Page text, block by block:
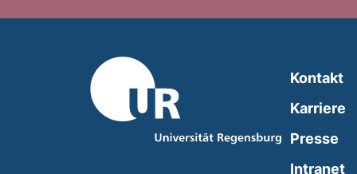
Kontakt
Karriere
Presse
Intranet